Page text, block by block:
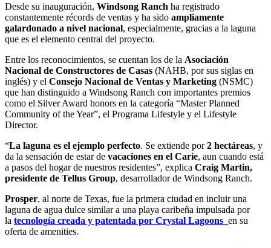
Desde su inauguración, Windsong Ranch ha registrado
constantemente récords de ventas y ha sido ampliamente
galardonado a nivel nacional, especialmente, gracias a la laguna
que es el elemento central del proyecto.
Entre los reconocimientos, se cuentan los de la Asociación
Nacional de Constructores de Casas (NAHB, por sus siglas en
inglés) y el Consejo Nacional de Ventas y Marketing (NSMC)
que han distinguido a Windsong Ranch con importantes premios
como el Silver Award honors en la categoría “Master Planned
Community of the Year”, el Programa Lifestyle y el Lifestyle
Director.
“La laguna es el ejemplo perfecto. Se extiende por2 hectáreas, y
da la sensación de estar de vacaciones en el Carie, aun cuando está
a pasos del hogar de nuestros residentes”, explica Craig Martin,
presidente de Tellus Group, desarrollador de Windsong Ranch.
Prosper, al norte de Texas, fue la primera ciudad en incluir una
laguna de agua dulce similar a una playa caribeña impulsada por
la tecnología creada y patentada por Crystal Lagoons en su
oferta de amenities.